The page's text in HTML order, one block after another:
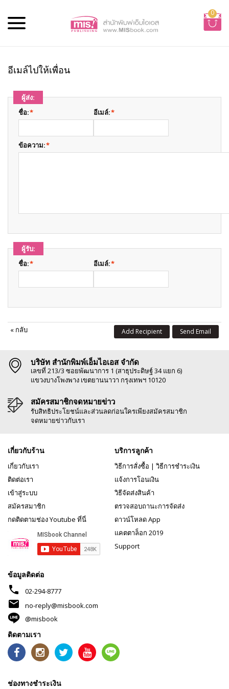
0
อีเมล์ไปให้เพื่อน
ผู้ส่ง:
*
ชื่อ: *
อีเมล์:
*
ข้อความ:
ผู้รับ:
*
ชื่อ: *
อีเมล์:
« กลับ Send Email
Add Recipient
บริษัท สำนักพิมพ์เอ็มไอเอส จำกัด
เลขที่ 213/3 ซอยพัฒนาการ 1 (สาธุประดิษฐ์ 34 แยก 6)
แขวงบางโพงพาง เขตยานนาวา กรุงเทพฯ 10120
สมัครสมาชิกจดหมายข่าว
รับสิทธิประโยชน์และส่วนลดก่อนใครเพียงสมัครสมาชิก
จดหมายข่าวกับเรา
เกี่ยวกับร้าน
เกี่ยวกับเรา
ติดต่อเรา
เข้าสู่ระบบ
สมัครสมาชิก
กดติดตามช่อง Youtube ที่นี่
บริการลูกค้า
วิธีการสั่งซื้อ | วิธีการชำระเงิน
แจ้งการโอนเงิน
วิธีจัดส่งสินค้า
ตรวจสอบถานะการจัดส่ง
ดาวน์โหลด App
แคตตาล็อก 2019
Support
ข้อมูลติดต่อ
phone 02-294-8777
mail
no-reply@misbook.com
@misbook
ติดตามเรา
ช่องทางชำระเงิน